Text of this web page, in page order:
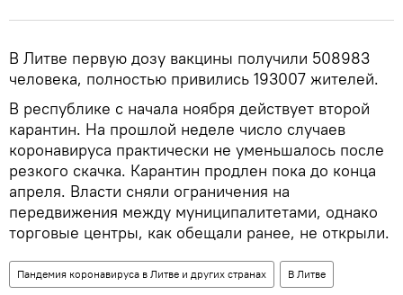
В Литве первую дозу вакцины получили 508983
человека, полностью привились 193007 жителей.
В республике с начала ноября действует второй
карантин. На прошлой неделе число случаев
коронавируса практически не уменьшалось после
резкого скачка. Карантин продлен пока до конца
апреля. Власти сняли ограничения на
передвижения между муниципалитетами, однако
торговые центры, как обещали ранее, не открыли.
Пандемия коронавируса в Литве и других странах В Литве